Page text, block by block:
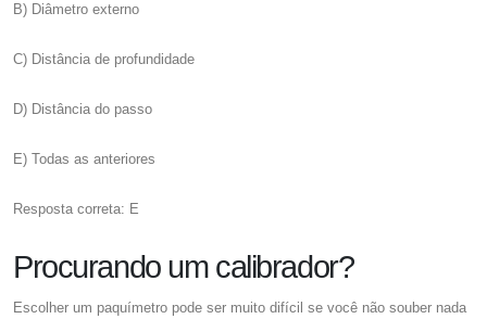
B) Diâmetro externo
C) Distância de profundidade
D) Distância do passo
E) Todas as anteriores
Resposta correta: E
Procurando um calibrador?
Escolher um paquímetro pode ser muito difícil se você não souber nada